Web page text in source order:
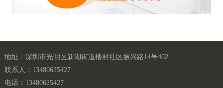
地址：深圳市光明区新湖街道楼村社区振兴路14号402
联系人：13480625427
电话：13480625427